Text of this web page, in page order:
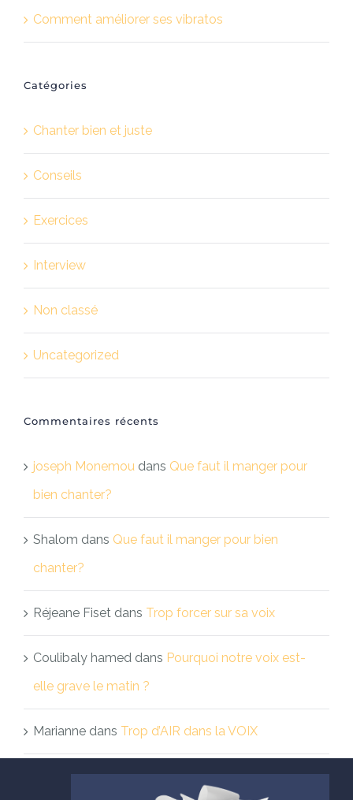
Comment améliorer ses vibratos
Catégories
Chanter bien et juste
Conseils
Exercices
Interview
Non classé
Uncategorized
Commentaires récents
joseph Monemou dans Que faut il manger pour
bien chanter?
Shalom dans Que faut il manger pour bien
chanter?
Réjeane Fiset dans Trop forcer sur sa voix
Coulibaly hamed dans Pourquoi notre voix est-
elle grave le matin ?
Marianne dans Trop d’AIR dans la VOIX